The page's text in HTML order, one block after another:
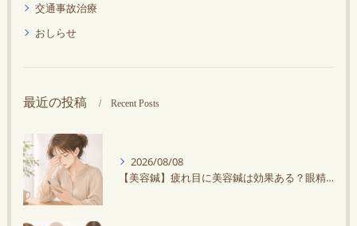
交通事故治療
おしらせ
最近の投稿 Recent Posts
2026/08/08
【美容鍼】疲れ目に美容鍼は効果ある？眼精疲労との違いや改善方法を解説